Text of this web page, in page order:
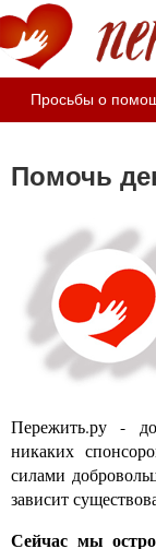
Просьбы о
Помочь
Пережить.ру -
никаких
силами
зависит
Сейчас мы